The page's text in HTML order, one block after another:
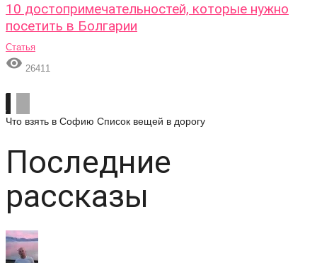
10 достопримечательностей, которые нужно
посетить в Болгарии
Статья
 26411
Что взять в Софию Список вещей в дорогу
Последние
рассказы